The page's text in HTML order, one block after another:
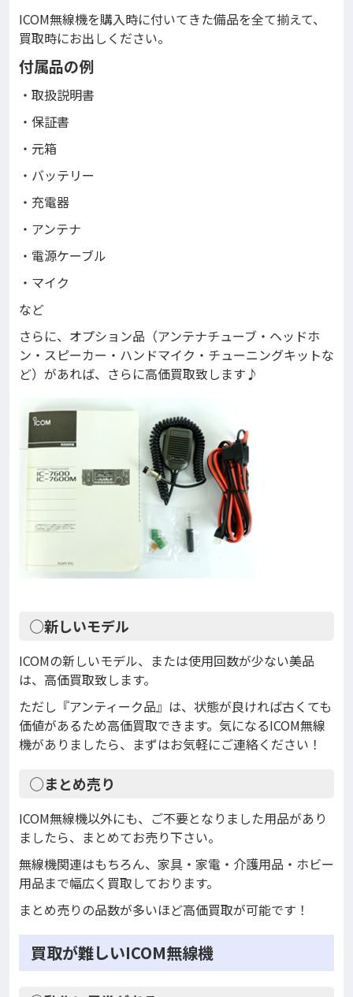
ICOM無線機を購入時に付いてきた備品を全て揃えて、
買取時にお出しください。
付属品の例
・取扱説明書
・保証書
・元箱
・バッテリー
・充電器
・アンテナ
・電源ケーブル
・マイク
など
さらに、オプション品（アンテナチューブ・ヘッドホ
ン・スピーカー・ハンドマイク・チューニングキットな
ど）があれば、さらに高価買取致します♪
◯新しいモデル
ICOMの新しいモデル、または使用回数が少ない美品
は、高価買取致します。
ただし『アンティーク品』は、状態が良ければ古くても
価値があるため高価買取できます。気になるICOM無線
機がありましたら、まずはお気軽にご連絡ください！
◯まとめ売り
ICOM無線機以外にも、ご不要となりました用品があり
ましたら、まとめてお売り下さい。
無線機関連はもちろん、家具・家電・介護用品・ホビー
用品まで幅広く買取しております。
まとめ売りの品数が多いほど高価買取が可能です！
買取が難しいICOM無線機